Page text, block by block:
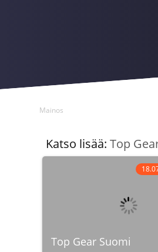
Mainos
Katso lisää:Top
Top Gear Suomi